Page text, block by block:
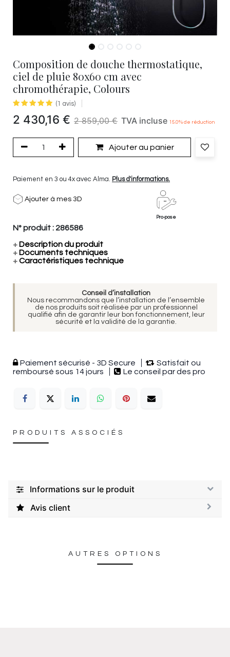
Composition de douche thermostatique,
ciel de pluie 80x60 cm avec
chromothérapie, Colours
(1 avis)
2 430,16 € 2 859,00€ TVA incluse 15.0% de réduction
Ajouter au panier
Paiement en 3 ou 4x avec Alma. Plus d'informations.
Ajouter à mes 3D
Pro-pose
N° produit : 286586
+ Description du produit
+ Documents techniques
+Caractéristiques technique
Conseil d’installation
Nous recommandons que l’installation de l’ensemble
de nos produits soit réalisée par un professionnel
qualifié afin de garantir leur bon fonctionnement, leur
sécurité et la validité de la garantie.
Paiement sécurisé - 3D Secure
Satisfait ou
remboursé sous 14 jours
Le conseil par des pro
PRODUITS ASSOCIÉS
Informations sur le produit
Avis client
AUTRES OPTIONS